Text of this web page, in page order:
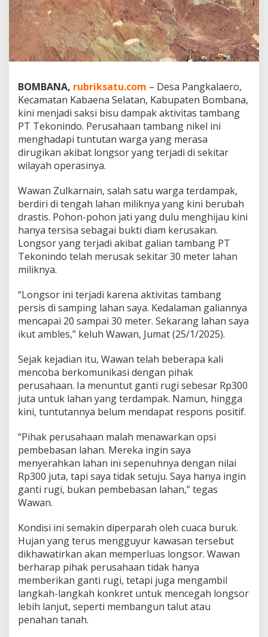
P
T
T
e
k
o
i
n
d
o
,
W
r
g
M
e
n
u
n
t
u
a
d
i
l
a
BOMBANA, rubriksatu.com – Desa Pangkalaero,
Kecamatan Kabaena Selatan, Kabupaten Bombana,
kini menjadi saksi bisu dampak aktivitas tambang
PT Tekonindo. Perusahaan tambang nikel ini
menghadapi tuntutan warga yang merasa
dirugikan akibat longsor yang terjadi di sekitar
wilayah operasinya.
Wawan Zulkarnain, salah satu warga terdampak,
berdiri di tengah lahan miliknya yang kini berubah
drastis. Pohon-pohon jati yang dulu menghijau kini
hanya tersisa sebagai bukti diam kerusakan.
Longsor yang terjadi akibat galian tambang PT
Tekonindo telah merusak sekitar 30 meter lahan
miliknya.
“Longsor ini terjadi karena aktivitas tambang
persis di samping lahan saya. Kedalaman galiannya
mencapai 20 sampai 30 meter. Sekarang lahan saya
ikut ambles,” keluh Wawan, Jumat (25/1/2025).
Sejak kejadian itu, Wawan telah beberapa kali
mencoba berkomunikasi dengan pihak
perusahaan. Ia menuntut ganti rugi sebesar Rp300
juta untuk lahan yang terdampak. Namun, hingga
kini, tuntutannya belum mendapat respons positif.
“Pihak perusahaan malah menawarkan opsi
pembebasan lahan. Mereka ingin saya
menyerahkan lahan ini sepenuhnya dengan nilai
Rp300 juta, tapi saya tidak setuju. Saya hanya ingin
ganti rugi, bukan pembebasan lahan,” tegas
Wawan.
Kondisi ini semakin diperparah oleh cuaca buruk.
Hujan yang terus mengguyur kawasan tersebut
dikhawatirkan akan memperluas longsor. Wawan
berharap pihak perusahaan tidak hanya
memberikan ganti rugi, tetapi juga mengambil
langkah-langkah konkret untuk mencegah longsor
lebih lanjut, seperti membangun talut atau
penahan tanah.